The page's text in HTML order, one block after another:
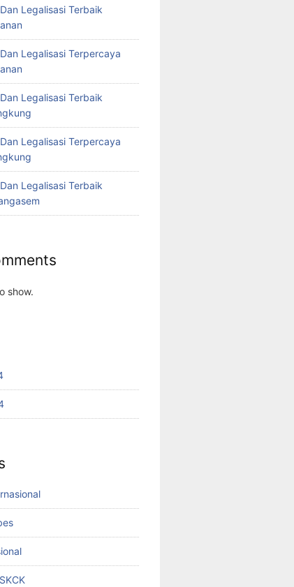
Legalisasi Terbaik
Legalisasi Terpercaya
Legalisasi Terbaik
Legalisasi Terpercaya
Legalisasi Terbaik
show.